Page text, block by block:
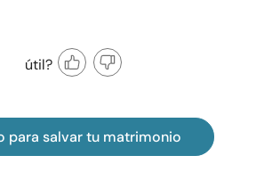
útil?
para salvar tu matrimonio